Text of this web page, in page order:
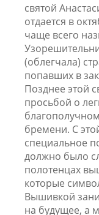
святой
отдается в
чаще всего
(облегчала)
попавших в
Позднее этой
просьбой о
бремени. С
специальное
должно было
полотенцах
которые
Вышивкой
на будущее, а